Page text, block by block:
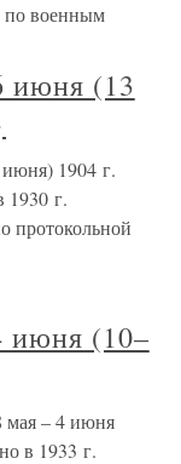
по военным
июня (13
1904 г.
1930 г.
протокольной
(10–
– 4 июня
в 1933 г.